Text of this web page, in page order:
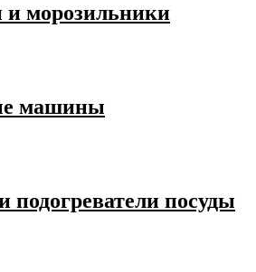
и морозильники
машины
подогреватели посуды